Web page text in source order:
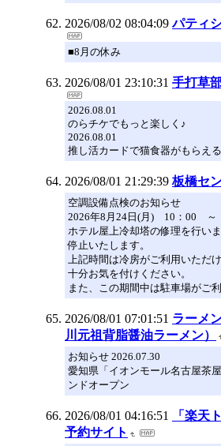
2026/08/02 08:04:09 パティ
■8月の休み
2026/08/01 23:10:31 手打草
2026.08.01
のらチケでもっと楽しく♪
2026.08.01
推し活カードで猫食器がもらえ
2026/08/01 21:29:39 板橋セ
空調設備点検のお知らせ
2026年8月24日(月) 10：00
ホテル屋上冷却塔の修理を行い
停止いたします。
上記時間は冷房がご利用いただ
十分お気を付けください。
また、この期間中は駐車場がご
2026/08/01 07:01:51 ラーメ
川元祖背脂醤油ラーメン）
お知らせ 2026.07.30
愛知県「イオンモール名古屋茶
ンドオープン
2026/08/01 04:16:51
「楽天
予約サイト